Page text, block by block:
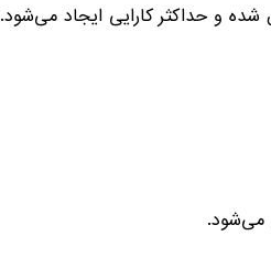
و حداکثر کارایی ایجاد می‌شود.
می‌شود.